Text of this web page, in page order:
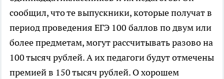
сообщил, что те выпускники, которые получат в
период проведения ЕГЭ 100 баллов по двум или
более предметам, могут рассчитывать разово на
100 тысяч рублей. А их педагоги будут отмечены
премией в 150 тысяч рублей. О хорошем